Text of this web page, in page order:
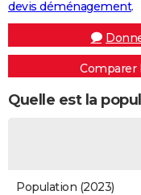
devis déménagement.
Comparer
Quelle est la
Population (2023)